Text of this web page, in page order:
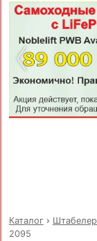
‹
Каталог›
2095